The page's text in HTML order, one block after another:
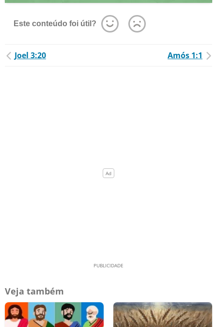
Este conteúdo foi útil?
Joel 3:20 Amós 1:1
Veja também